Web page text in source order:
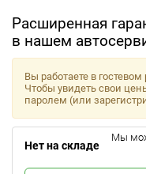
Расширенная
в нашем
Вы работаете в
Чтобы увидеть свои
паролем (или
Нет на складе
Мы